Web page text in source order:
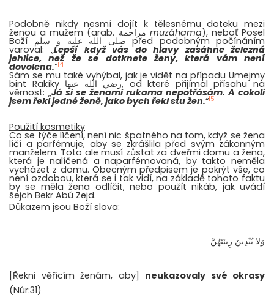
Podobně nikdy nesmí dojít k tělesnému doteku mezi
muzáhama), neboť Posel
Boží صلى الله عليه و سلم před podobným počínáním
varoval: „Lepší když vás do hlavy zasáhne železná
jehlice, než že se dotknete ženy, která vám není
dovolena.“14
Sám se mu také vyhýbal, jak je vidět na případu Umejmy
bint Rakíky رضي الله عنها, od které přijímal přísahu na
věrnost: „Já si se ženami rukama nepotřásám. A cokoli
jsem řekl jedné ženě, jako bych řekl stu žen.“15
Použití kosmetiky
Co se týče líčení, není nic špatného na tom, když se žena
líčí a parfémuje, aby se zkrášlila před svým zákonným
manželem. Toto ale musí zůstat za dveřmi domu a žena,
která je nalíčená a naparfémovaná, by takto neměla
vycházet z domu. Obecným předpisem je pokrýt vše, co
není ozdobou, která se i tak vidí, na základě tohoto faktu
by se měla žena odlíčit, nebo použít nikáb, jak uvádí
šejch Bekr Abú Zejd.
Důkazem jsou Boží slova:
وَلا يُبْدِينَ زِينَتَهُنَّ
[Řekni věřícím ženám, aby] neukazovaly své okrasy
(Núr:31)